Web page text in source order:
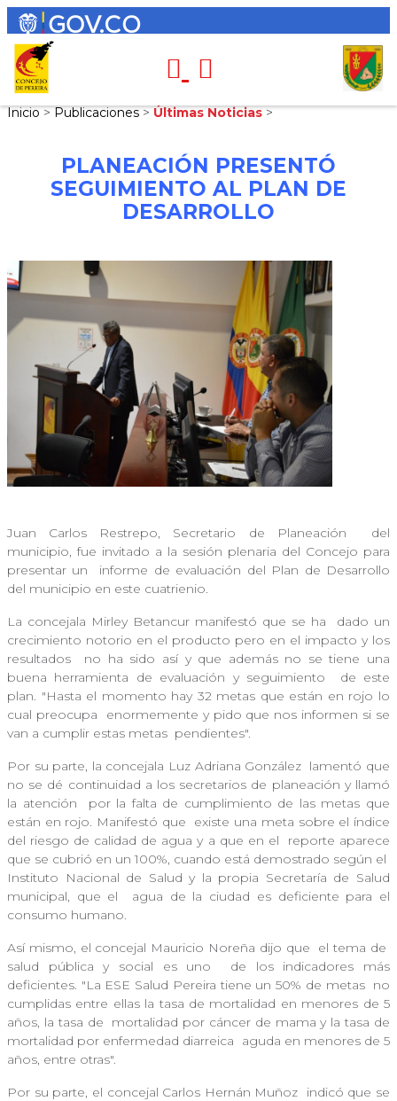
Inicio>Publicaciones>Últimas Noticias>
PLANEACIÓN PRESENTÓ
SEGUIMIENTO AL PLAN DE
DESARROLLO
Juan Carlos Restrepo, Secretario de Planeación
del
municipio, fue invitado a la sesión plenaria del Concejo para
presentar un
informe de evaluación del Plan de Desarrollo
del municipio en este cuatrienio.
La concejala Mirley Betancur manifestó que se ha
dado un
crecimiento notorio en el producto pero en el impacto y los
resultados
no ha sido así y que además no se tiene una
buena herramienta de evaluación y seguimiento
de este
plan. "Hasta el momento hay 32 metas que están en rojo lo
cual preocupa
enormemente y pido que nos informen si se
van a cumplir estas metas pendientes".
Por su parte, la concejala Luz Adriana González lamentó que
no se dé continuidad a los secretarios de planeación y llamó
la atención
por la falta de cumplimiento de las metas que
están en rojo. Manifestó que
existe una meta sobre el índice
del riesgo de calidad de agua y a que en el
reporte aparece
que se cubrió en un 100%, cuando está demostrado según el
Instituto Nacional de Salud y la propia Secretaría de Salud
municipal, que el
agua de la ciudad es deficiente para el
consumo humano.
Así mismo, el concejal Mauricio Noreña dijo que
el tema de
salud pública y social es uno
de los indicadores más
deficientes. "La ESE Salud Pereira tiene un 50% de metas no
cumplidas entre ellas la tasa de mortalidad en menores de 5
años, la tasa de
mortalidad por cáncer de mama y la tasa de
mortalidad por enfermedad diarreica
aguda en menores de 5
años, entre otras".
Por su parte, el concejal Carlos Hernán Muñoz
indicó que se